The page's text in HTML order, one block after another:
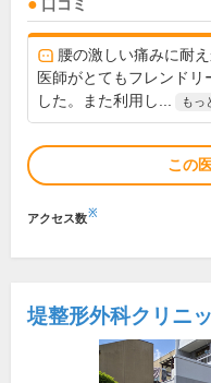
口コミ
腰の激しい痛みに耐
医師がとてもフレンド
した。また利用し...
もっ
この
アクセス数※
堤整形外科クリニ